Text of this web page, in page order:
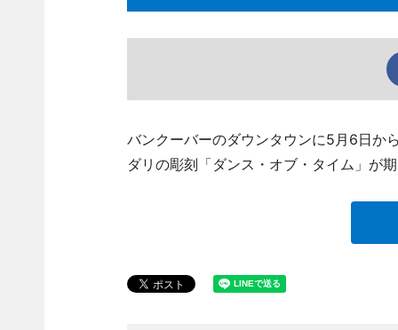
バンクーバーのダウンタウンに5月6日か
ダリの彫刻「ダンス・オブ・タイム」が